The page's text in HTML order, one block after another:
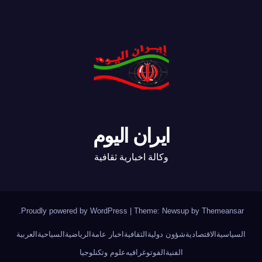
ايران اليوم
وكالة اخبارية ثقافية
Proudly powered by WordPress Theme: Newsup by Themeansar
.
السياسية الاقتصاديةشؤون دولية الثقافية اخبار عامة الرياضية السياحية العربية
الفنية الفوتوغرافيهعلوم وتكنلوجيا